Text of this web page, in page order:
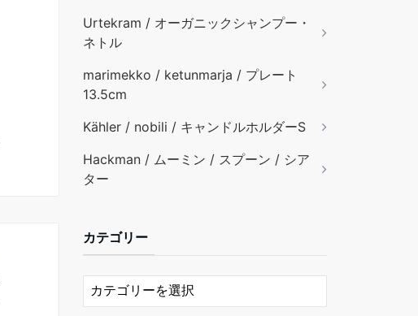
Urtekram / オーガニックシャンプー・
ネトル
marimekko / ketunmarja / プレート
13.5cm
Kähler / nobili / キャンドルホルダーS
Hackman / ムーミン / スプーン / シア
ター
カテゴリー